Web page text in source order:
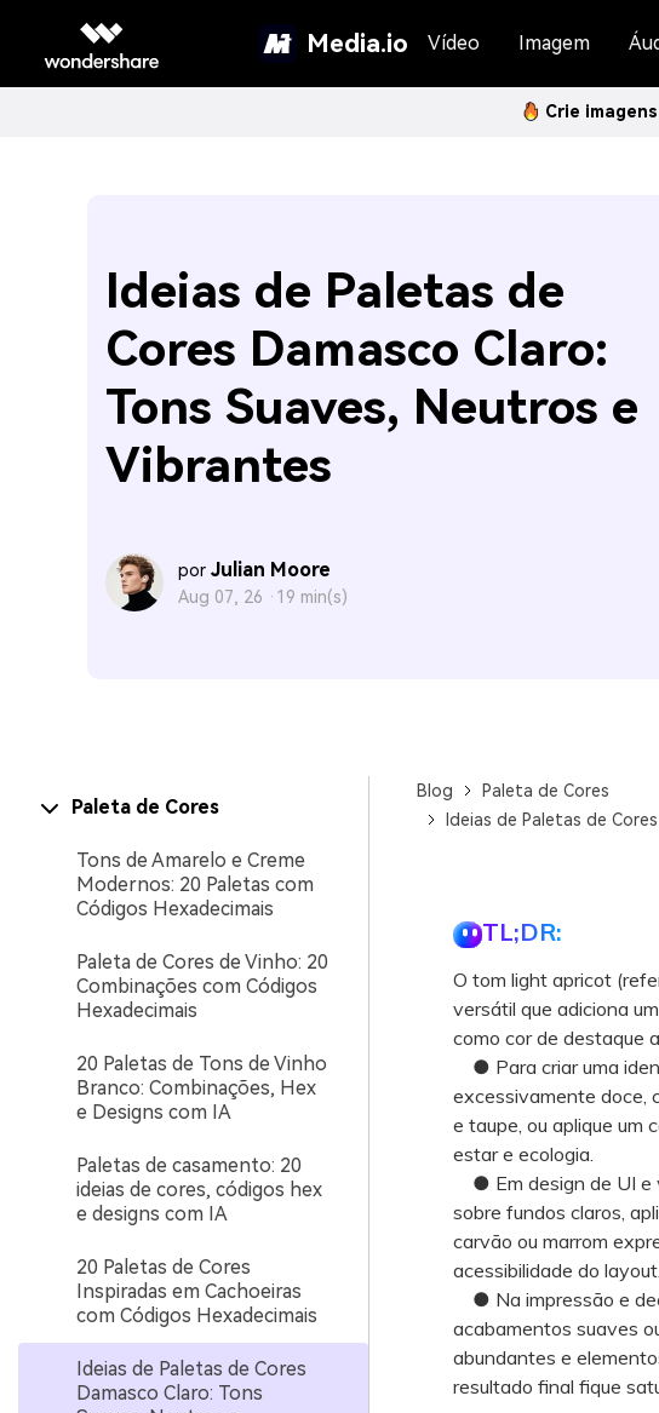
Media.io Vídeo Imagem
Crie
Ideias de Paletas de
Cores Damasco Claro:
Tons Suaves, Neutros e
Vibrantes
por Julian Moore
Aug 07, 26 · 19 min(s)
Paleta de Cores
Tons de Amarelo e Creme
Modernos: 20 Paletas com
Códigos Hexadecimais
Paleta de Cores de Vinho: 20
Combinações com Códigos
Hexadecimais
20 Paletas de Tons de Vinho
Branco: Combinações, Hex
e Designs com IA
Paletas de casamento: 20
ideias de cores, códigos hex
e designs com IA
20 Paletas de Cores
Inspiradas em Cachoeiras
com Códigos Hexadecimais
Ideias de Paletas de Cores
Damasco Claro: Tons
Blog
Paleta de Cores
Ideias de Paletas de
TL;DR:
O tom light apricot
versátil que adiciona
como cor de destaque
● Para criar uma
excessivamente doce,
e taupe, ou aplique um
estar e ecologia.
● Em design de UI e
sobre fundos claros,
carvão ou marrom
acessibilidade do layout.
● Na impressão e
acabamentos suaves
abundantes e
resultado final fique